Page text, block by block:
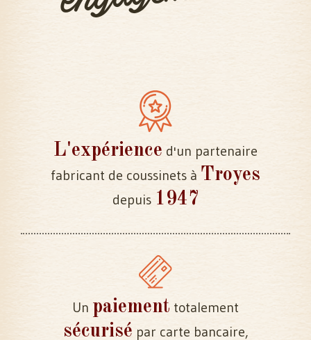
L'expérience d'un partenaire
fabricant de coussinets à Troyes
depuis 1947
Un paiement totalement
sécurisé par carte bancaire,